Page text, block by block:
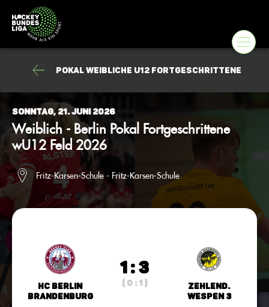
Pokal weibliche U12 Fortgeschrittene
Sonntag, 21. Juni 2026
Weiblich - Berlin Pokal Fortgeschrittene
wU12 Feld 2026
Fritz-Karsen-Schule - Fritz-Karsen-Schule
HC Berlin
Brandenburg
1 : 3
( 0 : 1 )
Zehlend.
Wespen 3